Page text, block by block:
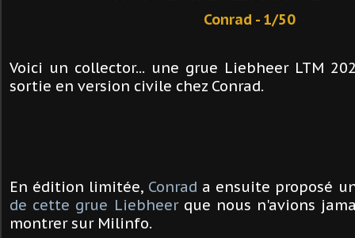
Conrad - 1/50
Voici un collector... une grue Liebheer LTM
sortie en version civile chez Conrad.
En édition limitée, Conrad a ensuite proposé
de cette grue Liebheerque nous n'avions
montrer sur Milinfo.